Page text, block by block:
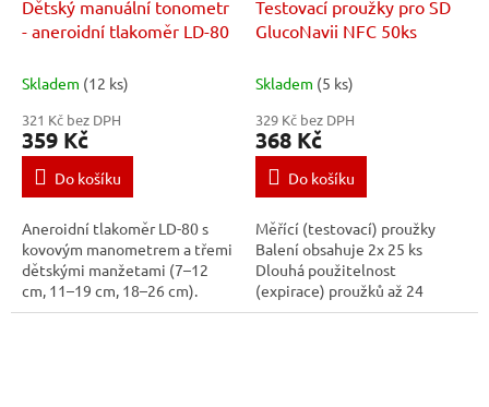
Dětský manuální tonometr
- aneroidní tlakoměr LD-80
Skladem (12 ks)
321 Kč bez DPH
359 Kč
Do košíku
Aneroidní tlakoměr LD-80 s
kovovým manometrem a třemi
dětskými manžetami (7–12
cm, 11–19 cm, 18–26 cm).
Přesné manuální měření
Testovací proužky pro SD
GlucoNavii NFC 50ks
Skladem (5 ks)
329 Kč bez DPH
368 Kč
Do košíku
Měřící (testovací) proužky
Balení obsahuje 2x 25 ks
Dlouhá použitelnost
(expirace) proužků až 24
měsíců Určený pouze